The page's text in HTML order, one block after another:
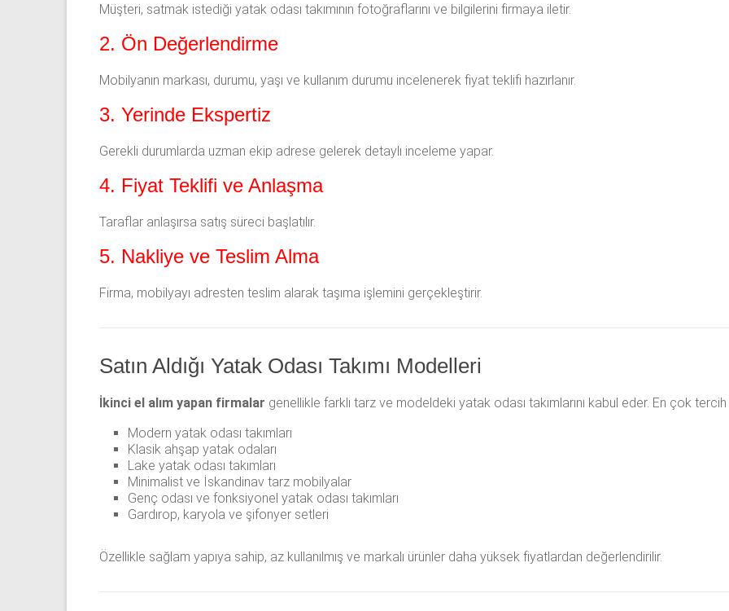
Müşteri, satmak istediği yatak odası takımının fotoğraflarını ve bilgilerini firmaya iletir.
2. Ön Değerlendirme
Mobilyanın markası, durumu, yaşı ve kullanım durumu incelenerek fiyat teklifi hazırlanır.
3. Yerinde Ekspertiz
Gerekli durumlarda uzman ekip adrese gelerek detaylı inceleme yapar.
4. Fiyat Teklifi ve Anlaşma
Taraflar anlaşırsa satış süreci başlatılır.
5. Nakliye ve Teslim Alma
Firma, mobilyayı adresten teslim alarak taşıma işlemini gerçekleştirir.
Satın Aldığı Yatak Odası Takımı Modelleri
İkinci el alım yapan firmalar genellikle farklı tarz ve modeldeki yatak odası takımlarını kabul eder. En çok
Modern yatak odası takımları
Klasik ahşap yatak odaları
Lake yatak odası takımları
Minimalist ve İskandinav tarz mobilyalar
Genç odası ve fonksiyonel yatak odası takımları
Gardırop, karyola ve şifonyer setleri
Özellikle sağlam yapıya sahip, az kullanılmış ve markalı ürünler daha yüksek fiyatlardan değerlendirilir.